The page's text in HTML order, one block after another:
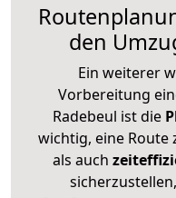
den
Ein weiterer
Vorbereitung
Radebeul ist die
wichtig, eine Route
als auch